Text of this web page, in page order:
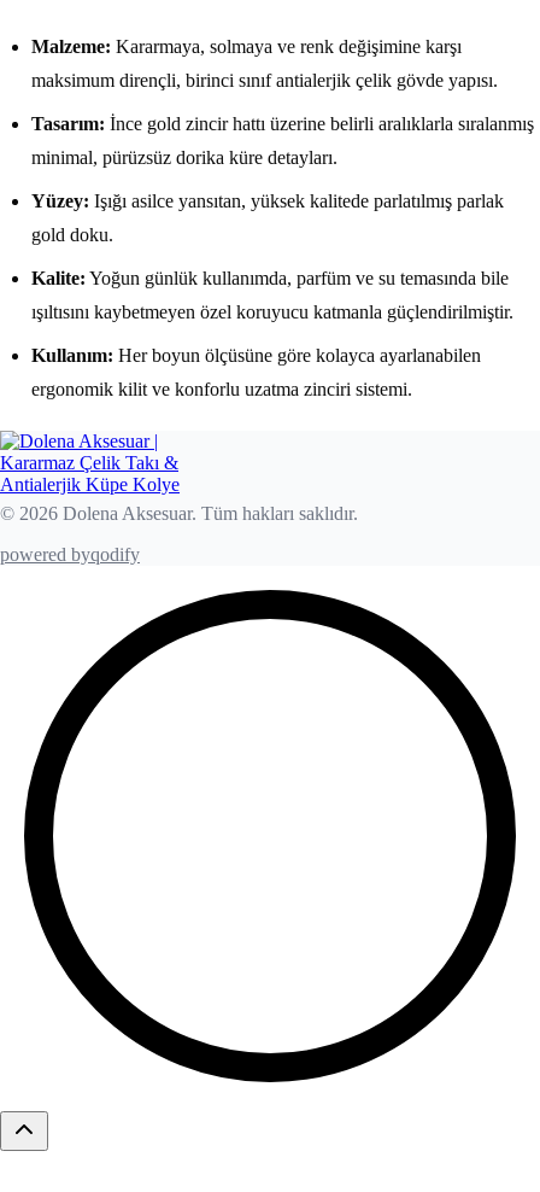
Malzeme: Kararmaya, solmaya ve renk değişimine karşı
maksimum dirençli, birinci sınıf antialerjik çelik gövde yapısı.
Tasarım: İnce gold zincir hattı üzerine belirli aralıklarla sıralanmış
minimal, pürüzsüz dorika küre detayları.
Yüzey: Işığı asilce yansıtan, yüksek kalitede parlatılmış parlak
gold doku.
Kalite: Yoğun günlük kullanımda, parfüm ve su temasında bile
ışıltısını kaybetmeyen özel koruyucu katmanla güçlendirilmiştir.
Kullanım: Her boyun ölçüsüne göre kolayca ayarlanabilen
ergonomik kilit ve konforlu uzatma zinciri sistemi.
© 2026 Dolena Aksesuar. Tüm hakları saklıdır.
powered byqodify